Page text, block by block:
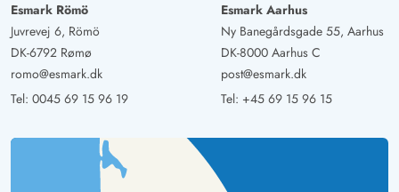
Esmark Römö
Juvrevej 6, Römö
DK-6792 Rømø
romo@esmark.dk
Tel: 0045 69 15 96 19
Esmark Aarhus
Ny Banegårdsgade 55, Aarhus
DK-8000 Aarhus C
post@esmark.dk
Tel: +45 69 15 96 15